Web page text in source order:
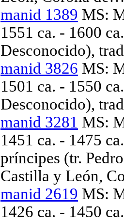
manid 1389 MS:
1551 ca. - 1600
Desconocido),
manid 3826 MS:
1501 ca. - 1550
Desconocido),
manid 3281 MS:
1451 ca. - 1475
príncipes (tr.
Castilla y León,
manid 2619 MS:
1426 ca. - 1450